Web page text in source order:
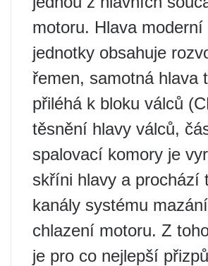
motoru. Hlava moderní
jednotky obsahuje
řemen, samotná hlava
přiléhá k bloku válců
těsnění hlavy válců,
spalovací komory je
skříni hlavy a prochází
kanály systému
chlazení motoru. Z
je pro co nejlepší